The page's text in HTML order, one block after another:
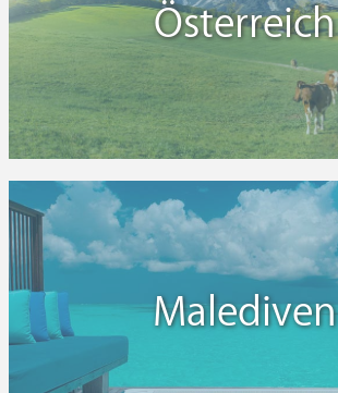
Österreich
Malediven